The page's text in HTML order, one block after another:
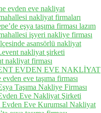
evden eve nakliyat
nakliyat firmaları
eşya taşıma firması lazım
işyeri nakliye firması
asansörlü nakliyat
nakliyat şirketi
nakliyat firması
EVDEN EVE NAKLİYAT
eve taşıma firması
Taşıma Nakliye Firması
Eve Nakliyat Şirketi
Evden Eve Kurumsal Nakliyat